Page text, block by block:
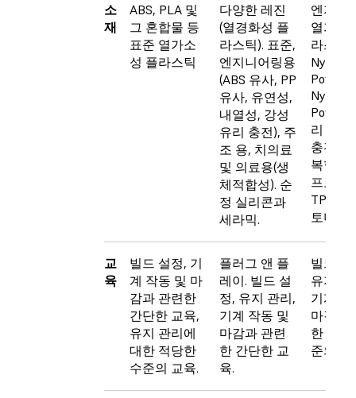
소
재
ABS, PLA 및
그 혼합물 등
표준 열가소
성 플라스틱
다양한 레진
(열경화성 플
라스틱). 표준,
엔지니어링용
(ABS 유사, PP
유사, 유연성,
내열성, 강성
유리 충전), 주
조 용, 치의료
및 의료용(생
체적합성). 순
정 실리콘과
세라믹.
엔지니
열가소
라스틱.
Nylon 11
Powder,
Nylon 12
리 및
충전 나
복합재,
프로필
TPU(엘
토머).
교
육
빌드 설정, 기
계 작동 및 마
감과 관련한
간단한 교육,
유지 관리에
대한 적당한
수준의 교육.
플러그 앤 플
레이. 빌드 설
정, 유지 관리,
기계 작동 및
마감과 관련
한 간단한 교
육.
빌드 설
유지 관
기계 작
마감과
한 적당
준의 교